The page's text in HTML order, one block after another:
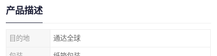
产品描述
目的地 通达全球